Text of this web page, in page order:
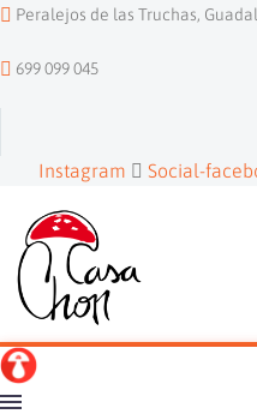
Peralejos de las Truchas,
699 099 045
Instagram Social-